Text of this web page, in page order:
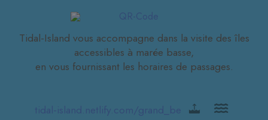
Tidal-Island vous accompagne dans la visite des îles
accessibles à marée basse,
en vous fournissant les horaires de passages.
tidal-island.netlify.com/grand_be